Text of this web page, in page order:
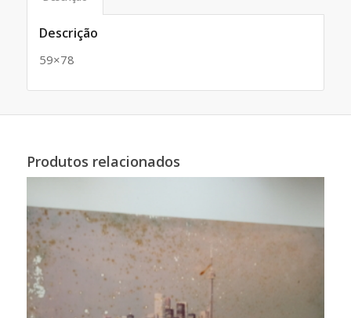
Descrição
59×78
Produtos relacionados